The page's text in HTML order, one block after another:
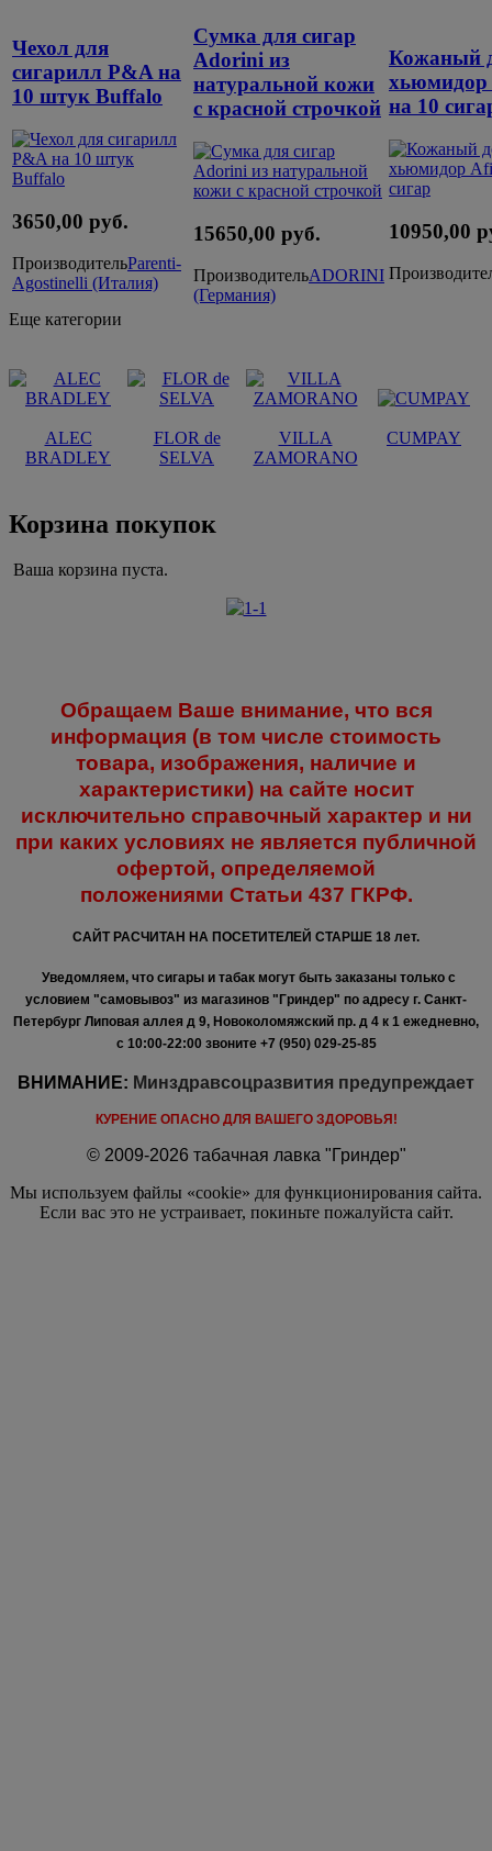
Чехол для
сигарилл P&A на
10 штук Buffalo
3650,00 руб.
ПроизводительParenti-
Agostinelli (Италия)
Сумка для сигар
Adorini из
натуральной кожи
с красной строчкой
15650,00 руб.
ПроизводительADORINI
(Германия)
Кожаный
хьюмидор
на 10
10950,00
Еще категории
ALEC
BRADLEY
FLOR de
SELVA
VILLA
ZAMORANO
CUMPAY
Корзина покупок
Ваша корзина пуста.
Обращаем Ваше внимание, что вся
информация (в том числе стоимость
товара, изображения, наличие и
характеристики) на сайте носит
исключительно справочный характер и ни
при каких условиях не является публичной
офертой, определяемой
положениями Статьи 437 ГКРФ.
САЙТ РАСЧИТАН НА ПОСЕТИТЕЛЕЙ СТАРШЕ 18 лет.
Уведомляем, что сигары и табак могут быть заказаны только с
условием "самовывоз" из магазинов "Гриндер" по адресу г. Санкт-
Петербург Липовая аллея д 9, Новоколомяжский пр. д 4 к 1 ежедневно,
с 10:00-22:00 звоните +7 (950) 029-25-85
ВНИМАНИЕ: Минздравсоцразвития предупреждает
КУРЕНИЕ ОПАСНО ДЛЯ ВАШЕГО ЗДОРОВЬЯ!
© 2009-2026 табачная лавка "Гриндер"
Мы используем файлы «cookie» для функционирования сайта.
Если вас это не устраивает, покиньте пожалуйста сайт.